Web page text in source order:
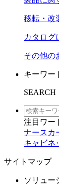
移転・改
カタログ
その他の
キーワー
SEARCH
注目ワー
ナースカ
キャビネ
サイトマップ
ソリュー